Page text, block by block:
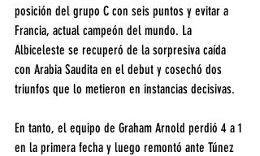
posición del grupo C con seis puntos y evitar a
Francia, actual campeón del mundo. La
Albiceleste se recuperó de la sorpresiva caída
con Arabia Saudita en el debut y cosechó dos
triunfos que lo metieron en instancias decisivas.
En tanto, el equipo de Graham Arnold perdió 4 a 1
en la primera fecha y luego remontó ante Túnez